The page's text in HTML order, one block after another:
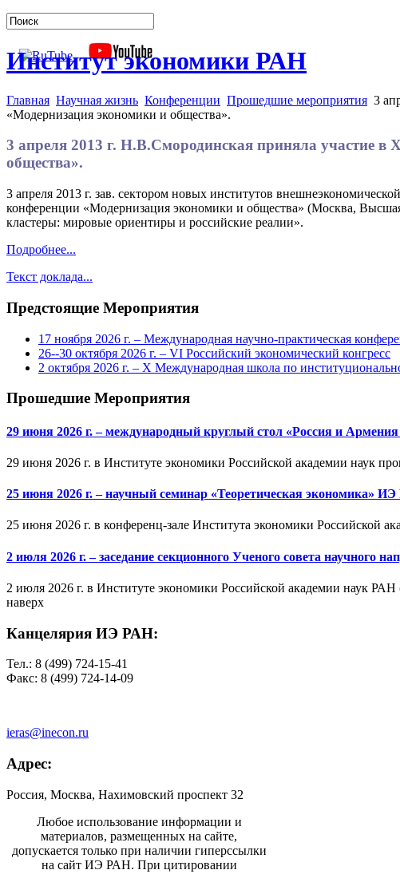
Институт экономики РАН
Главная Научная жизнь Конференции Прошедшие мероприятия 3
«Модернизация экономики и общества».
3 апреля 2013 г. Н.В.Смородинская приняла участие
общества».
3 апреля 2013 г. зав. сектором новых институтов
конференции «Модернизация экономики и общества» (Москва,
кластеры: мировые ориентиры и российские реалии».
Подробнее...
Текст доклада...
Предстоящие Мероприятия
17 ноября 2026 г. – Международная научно-практическая
26--30 октября 2026 г. – VI Российский экономический конгресс
2 октября 2026 г. – X Международная школа по
Прошедшие Мероприятия
29 июня 2026 г. – международный круглый стол «Россия и
29 июня 2026 г. в Институте экономики Российской академии наук
25 июня 2026 г. – научный семинар «Теоретическая экономика»
25 июня 2026 г. в конференц-зале Института экономики Российской
2 июля 2026 г. – заседание секционного Ученого совета научного
2 июля 2026 г. в Институте экономики Российской академии наук
наверх
Канцелярия ИЭ РАН:
Тел.: 8 (499) 724-15-41
Факс: 8 (499) 724-14-09
ieras@inecon.ru
Адрес:
Россия, Москва, Нахимовский проспект 32
Любое использование информации и
материалов, размещенных на сайте,
допускается только при наличии гиперссылки
на сайт ИЭ РАН. При цитировании